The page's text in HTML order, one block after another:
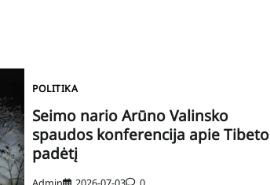
POLITIKA
Seimo nario Arūno Valinsko
spaudos konferencija apie Tibeto
padėtį